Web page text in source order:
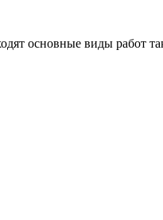
основные виды работ